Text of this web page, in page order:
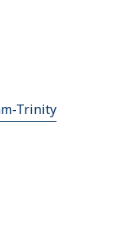
Trinity